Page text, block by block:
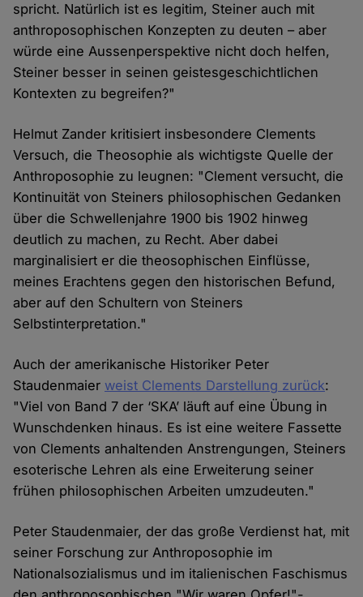
spricht. Natürlich ist es legitim, Steiner auch mit
anthroposophischen Konzepten zu deuten – aber
würde eine Aussenperspektive nicht doch helfen,
Steiner besser in seinen geistesgeschichtlichen
Kontexten zu begreifen?"
Helmut Zander kritisiert insbesondere Clements
Versuch, die Theosophie als wichtigste Quelle der
Anthroposophie zu leugnen: "Clement versucht, die
Kontinuität von Steiners philosophischen Gedanken
über die Schwellenjahre 1900 bis 1902 hinweg
deutlich zu machen, zu Recht. Aber dabei
marginalisiert er die theosophischen Einflüsse,
meines Erachtens gegen den historischen Befund,
aber auf den Schultern von Steiners
Selbstinterpretation."
Auch der amerikanische Historiker Peter
Staudenmaier weist Clements Darstellung zurück:
"Viel von Band 7 der ‘SKA’ läuft auf eine Übung in
Wunschdenken hinaus. Es ist eine weitere Fassette
von Clements anhaltenden Anstrengungen, Steiners
esoterische Lehren als eine Erweiterung seiner
frühen philosophischen Arbeiten umzudeuten."
Peter Staudenmaier, der das große Verdienst hat, mit
seiner Forschung zur Anthroposophie im
Nationalsozialismus und im italienischen Faschismus